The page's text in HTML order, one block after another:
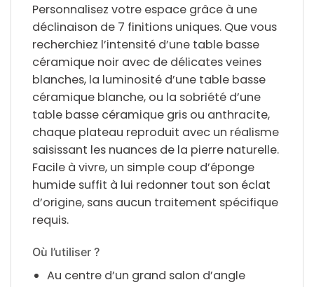
Personnalisez votre espace grâce à une
déclinaison de 7 finitions uniques. Que vous
recherchiez l’intensité d’une table basse
céramique noir avec de délicates veines
blanches, la luminosité d’une table basse
céramique blanche, ou la sobriété d’une
table basse céramique gris ou anthracite,
chaque plateau reproduit avec un réalisme
saisissant les nuances de la pierre naturelle.
Facile à vivre, un simple coup d’éponge
humide suffit à lui redonner tout son éclat
d’origine, sans aucun traitement spécifique
requis.
Où l’utiliser ?
Au centre d’un grand salon d’angle